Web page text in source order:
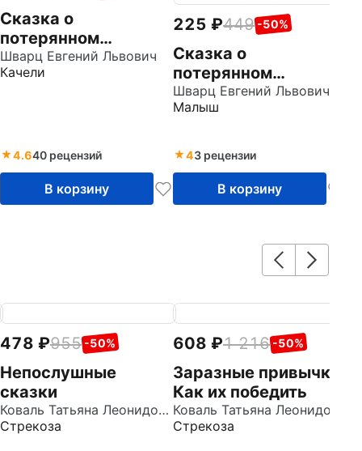
Сказка о
потерянном
времени и другие
сказки
Шварц Евгений Львович
Качели
4.640 рецензий
В корзину
225 449 -50%
Сказка о
потерянном
времени
Шварц Евгений Львович
Малыш
43 рецензии
В корзину
478 955 -50%
Непослушные
сказки
Коваль Татьяна Леонидовна
Стрекоза
608 1 216 -50%
Заразные привычки.
Как их победить
Стрекоза